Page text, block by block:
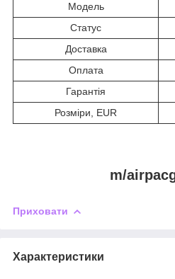
Модель
Статус
Доставка
Оплата
Гарантія
Розміри, EUR
m/
Приховати
Характеристики